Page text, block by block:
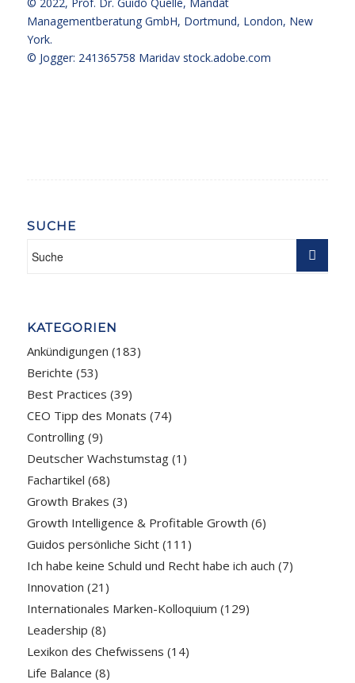
© 2022, Prof. Dr. Guido Quelle, Mandat
Managementberatung GmbH, Dortmund, London, New
York.
© Jogger: 241365758 Maridav stock.adobe.com
SUCHE
KATEGORIEN
Ankündigungen (183)
Berichte (53)
Best Practices (39)
CEO Tipp des Monats (74)
Controlling(9)
Deutscher Wachstumstag(1)
Fachartikel (68)
Growth Brakes (3)
Growth Intelligence & Profitable Growth (6)
Guidos persönliche Sicht(111)
Ich habe keine Schuld und Recht habe ich auch (7)
Innovation (21)
Internationales Marken-Kolloquium (129)
Leadership (8)
Lexikon des Chefwissens (14)
Life Balance (8)